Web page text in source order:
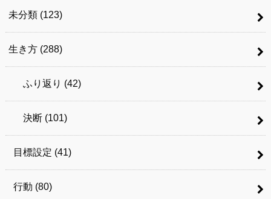
未分類 (123)
生き方 (288)
ふり返り (42)
決断 (101)
目標設定 (41)
行動 (80)